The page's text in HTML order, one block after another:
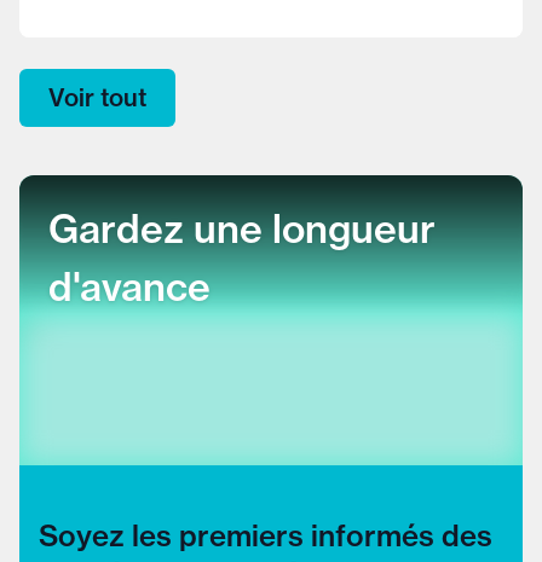
Voir tout
Gardez une longueur
d'avance
Soyez les premiers informés des